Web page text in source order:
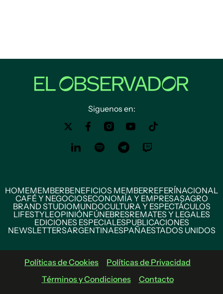
Siguenos en:
HOMEMEMBERBENEFICIOS MEMBERREFERÍNACIONAL
CAFÉ Y NEGOCIOSECONOMÍA Y EMPRESASAGRO
BRAND STUDIOMUNDOCULTURA Y ESPECTÁCULOS
LIFESTYLEOPINIÓNFÚNEBRESREMATES Y LEGALES
EDICIONES ESPECIALESPUBLICACIONES
NEWSLETTERSARGENTINAESPAÑAESTADOS UNIDOS
Políticas de Cookies
Políticas de Privacidad
Términos y Condiciones
Contacto